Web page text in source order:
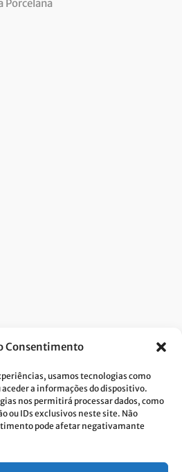
Consentimento
usamos tecnologias como
a informações do dispositivo.
nos permitirá processar dados, como
ou IDs exclusivos neste site. Não
pode afetar negativamante
Porcelana
de dados e aceito a
com a implementação do RGPD. Para
de Privacidade.